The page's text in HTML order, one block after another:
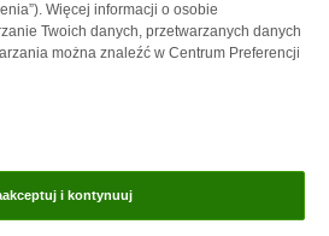
Informacje o przesyłce
Metody
Korzyści
Więcej informacji o osobie
Twoich danych, przetwarzanych danych
można znaleźć w Centrum Preferencji
i kontynuuj